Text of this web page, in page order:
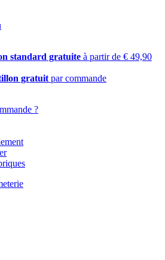
standard gratuite à partir de € 49,90
gratuit par commande
?